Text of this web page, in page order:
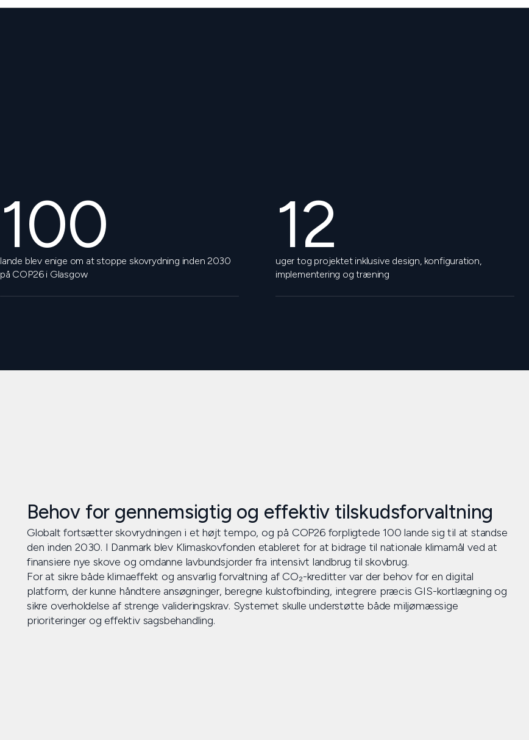
100
lande blev enige om at stoppe skovrydning inden 2030
på COP26 i Glasgow
12
uger tog projektet inklusive design, konfiguration,
implementering og træning
Behov for gennemsigtig og effektiv tilskudsforvaltning
Globalt fortsætter skovrydningen i et højt tempo, og på COP26 forpligtede 100 lande sig til at standse
den inden 2030. I Danmark blev Klimaskovfonden etableret for at bidrage til nationale klimamål ved at
finansiere nye skove og omdanne lavbundsjorder fra intensivt landbrug til skovbrug.
For at sikre både klimaeffekt og ansvarlig forvaltning af CO₂-kreditter var der behov for en digital
platform, der kunne håndtere ansøgninger, beregne kulstofbinding, integrere præcis GIS-kortlægning og
sikre overholdelse af strenge valideringskrav. Systemet skulle understøtte både miljømæssige
prioriteringer og effektiv sagsbehandling.